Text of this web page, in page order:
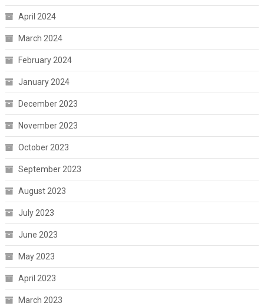
April 2024
March 2024
February 2024
January 2024
December 2023
November 2023
October 2023
September 2023
August 2023
July 2023
June 2023
May 2023
April 2023
March 2023